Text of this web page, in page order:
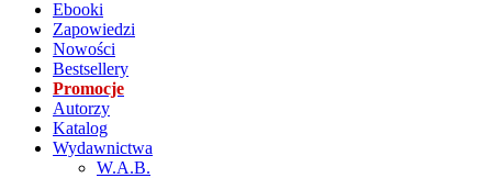
Ebooki
Zapowiedzi
Nowości
Bestsellery
Promocje
Autorzy
Katalog
Wydawnictwa
W.A.B.